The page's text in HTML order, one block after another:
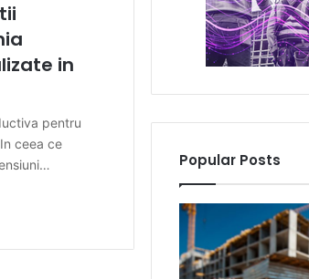
in
pentru
ceea ce
Popular Posts